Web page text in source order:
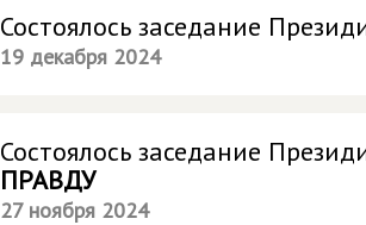
Состоялось заседание
19 декабря 2024
Состоялось заседание
ПРАВДУ
27 ноября 2024